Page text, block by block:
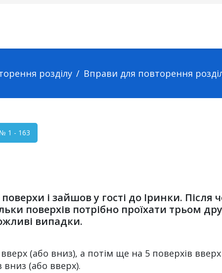
розділу Вправи для повторення
1 - 163
і зайшов у гості до Іринки. Після
поверхів потрібно проїхати трьом
випадки.
(або вниз), а потім ще на 5 поверхів
вниз (або вверх).